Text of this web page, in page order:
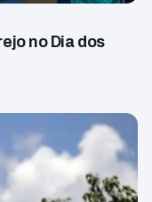
no Dia dos